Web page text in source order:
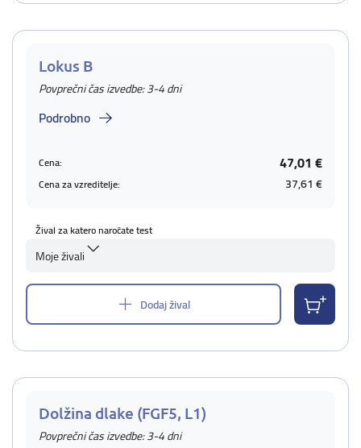
Lokus B
Povprečni čas izvedbe: 3-4 dni
Podrobno
Cena: 47,01 €
Cena za vzreditelje: 37,61 €
Žival za katero naročate test
Moje živali
Dodaj žival
Dolžina dlake (FGF5, L1)
Povprečni čas izvedbe: 3-4 dni